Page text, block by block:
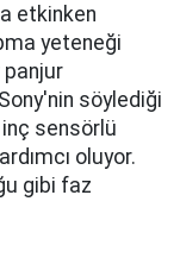
etkinken
yeteneği
panjur
söylediği
sensörlü
oluyor.
gibi faz